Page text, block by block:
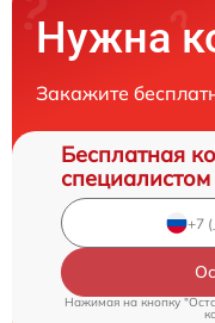
Нужна
Закажите
Бесплатная
специалистом
Нажимая на кнопку